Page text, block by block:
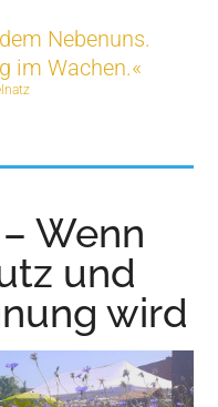
Nebenuns.
im Wachen.«
Wenn
und
wird